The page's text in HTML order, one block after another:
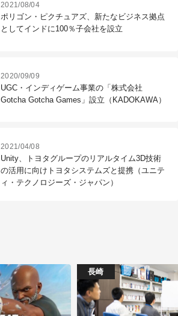
2021/08/04
ポリゴン・ピクチュアズ、新たなビジネス拠点
としてインドに100％子会社を設立
2020/09/09
UGC・インディゲーム事業の「株式会社
Gotcha Gotcha Games」設立（KADOKAWA）
2021/04/08
Unity、トヨタグループのリアルタイム3D技術
の活用に向けトヨタシステムズと提携（ユニテ
ィ・テクノロジーズ・ジャパン）
長崎